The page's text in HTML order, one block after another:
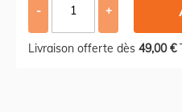
- +
Livraison offerte dès 49,00 €